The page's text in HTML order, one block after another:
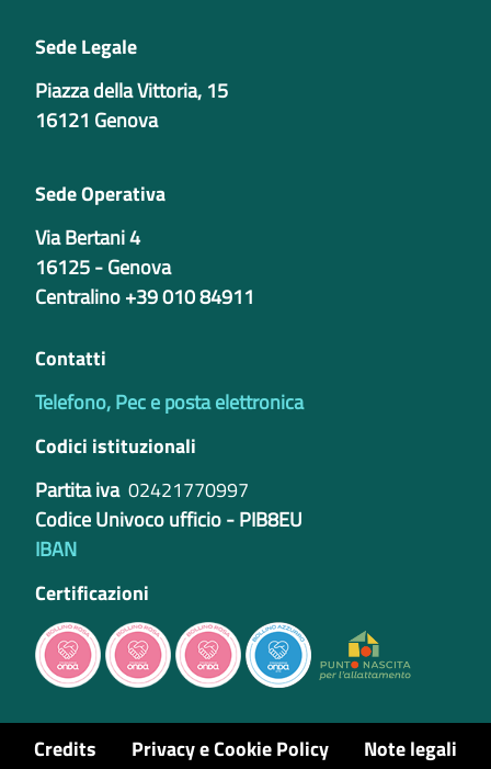
Sede Legale
Piazza della Vittoria, 15
16121 Genova
Sede Operativa
Via Bertani 4
16125 - Genova
Centralino +39 010 84911
Contatti
Telefono, Pec e posta elettronica
Codici istituzionali
Partita iva 02421770997
Codice Univoco ufficio - PIB8EU
IBAN
Certificazioni
Credits Privacy e Cookie Policy Note legali